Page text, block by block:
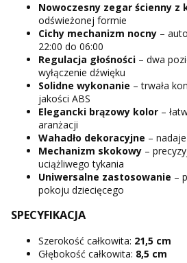
Nowoczesny zegar ścienny z
odświeżonej formie
Cichy mechanizm nocny –
22:00 do 06:00
Regulacja głośności – dwa
wyłączenie dźwięku
Solidne wykonanie – trwała
jakości ABS
Elegancki brązowy kolor –
aranżacji
Wahadło dekoracyjne –
Mechanizm skokowy –
uciążliwego tykania
Uniwersalne zastosowanie –
pokoju dziecięcego
SPECYFIKACJA
Szerokość całkowita: 21,5 cm
Głębokość całkowita: 8,5 cm